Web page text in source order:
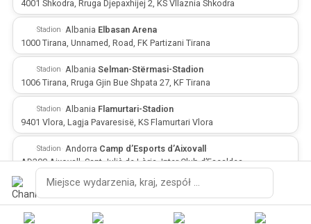
4001 Shkodra, Rruga Djepaxhijej 2, KS Vllaznia Shkodra
·Stadion· Albania·Elbasan Arena·
1000 Tirana, Unnamed, Road, FK Partizani Tirana
·Stadion· Albania·Selman-Stërmasi-Stadion·
1006 Tirana, Rruga Gjin Bue Shpata 27, KF Tirana
·Stadion· Albania·Flamurtari-Stadion·
9401 Vlora, Lagja Pavaresisë, KS Flamurtari Vlora
·Stadion· Andorra·Camp d’Esports d’Aixovall ·
AD300 Aixovall, Sant Julià de Lòria, Inter Club d’Escaldes
Stadion·Andorra·Estadi Comunal d’Andorra la Vella
AD500 la Vella, Avinguda de Salou 22, FC Santa Coloma
Szukaj